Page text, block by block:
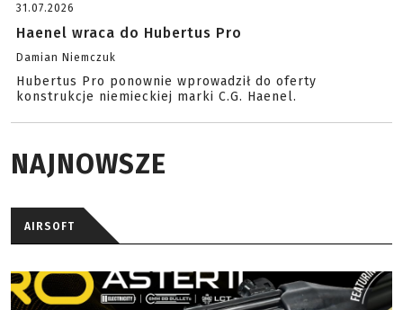
31.07.2026
Haenel wraca do Hubertus Pro
Damian Niemczuk
Hubertus Pro ponownie wprowadził do oferty
konstrukcje niemieckiej marki C.G. Haenel.
NAJNOWSZE
AIRSOFT